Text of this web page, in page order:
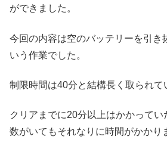
ができました。
今回の内容は空のバッテリーを引き
いう作業でした。
制限時間は40分と結構長く取られて
クリアまでに20分以上はかかってい
数がいてもそれなりに時間がかかり